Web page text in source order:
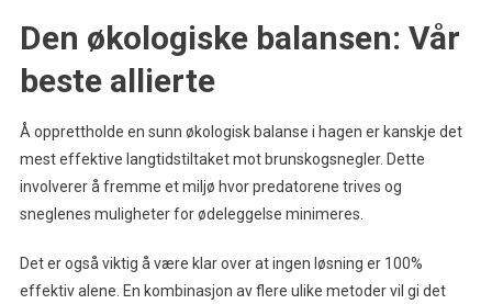
Den økologiske balansen: Vår
beste allierte
Å opprettholde en sunn økologisk balanse i hagen er kanskje det
mest effektive langtidstiltaket mot brunskogsnegler. Dette
involverer å fremme et miljø hvor predatorene trives og
sneglenes muligheter for ødeleggelse minimeres.
Det er også viktig å være klar over at ingen løsning er 100%
effektiv alene. En kombinasjon av flere ulike metoder vil gi det